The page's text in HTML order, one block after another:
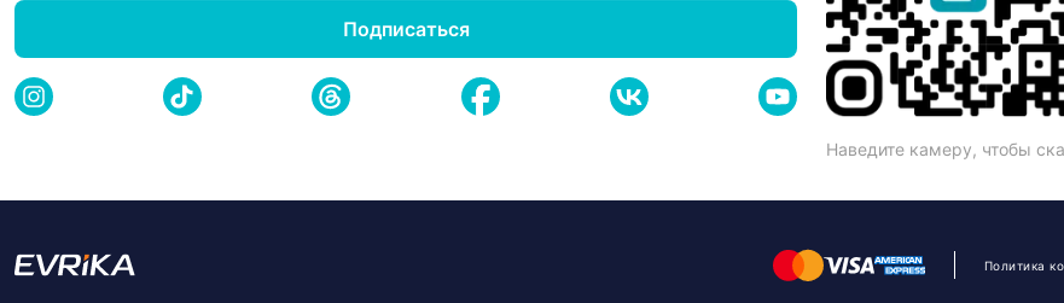
Подписаться
Наведите камеру, чтобы
Политика